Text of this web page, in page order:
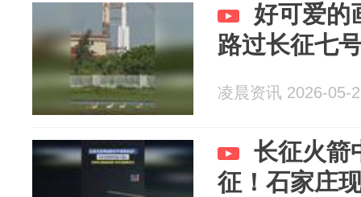
好可爱的
路过长征七
凌晨资讯 2026-05-
长征火箭
征！石家庄